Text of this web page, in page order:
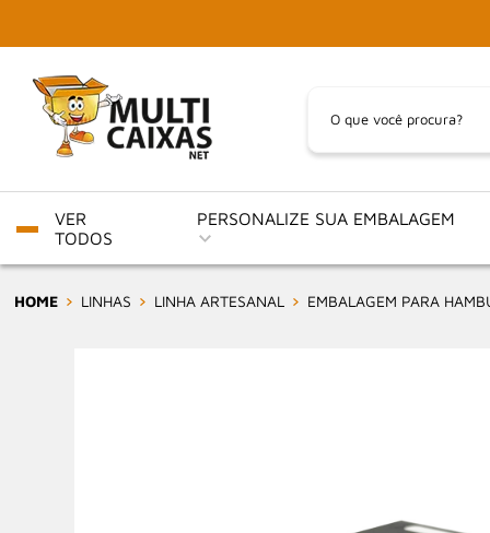
VER
TODOS
PERSONALIZE SUA EMBALAGEM
HOME LINHAS LINHA ARTESANAL EMBALAGEM PARA